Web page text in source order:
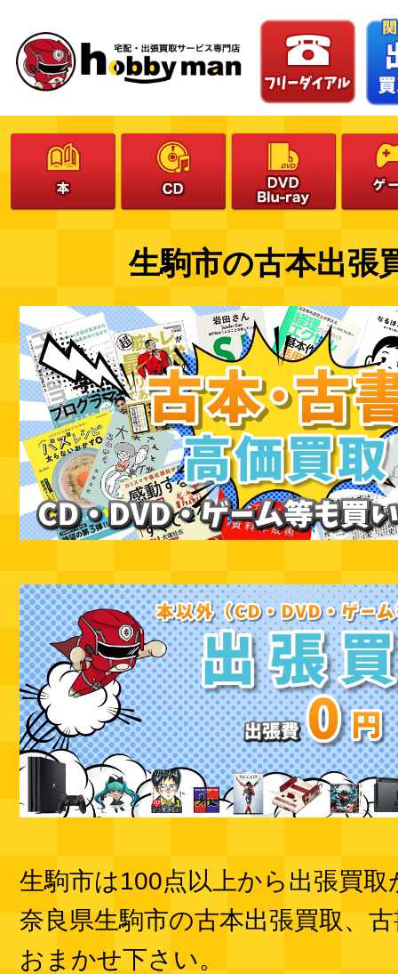
生駒市の古本出張
生駒市は100点以上から出張買取
奈良県生駒市の古本出張買取、
おまかせ下さい。